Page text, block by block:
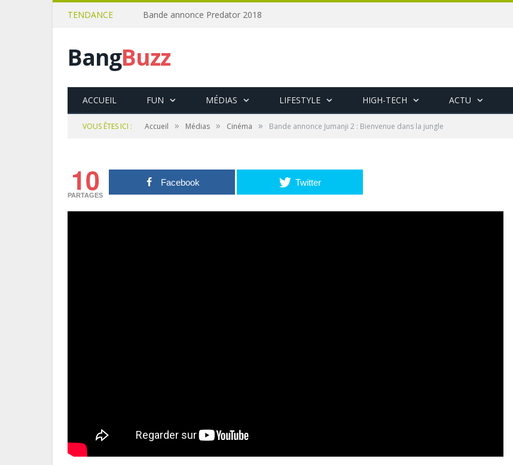
TENDANCE Bande annonce Predator 2018
BangBuzz
ACCUEIL FUN MÉDIAS LIFESTYLE HIGH-TECH ACTU
VOUS ÊTES ICI : Accueil » Médias » Cinéma » Bande annonce Jumanji 2 : Bienvenue dans la jungle
10
PARTAGES
Facebook Twitter